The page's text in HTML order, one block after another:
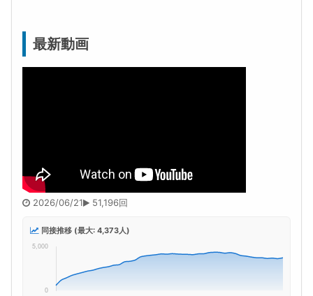
最新動画
2026/06/21 51,196回
同接推移 (最大: 4,373人)